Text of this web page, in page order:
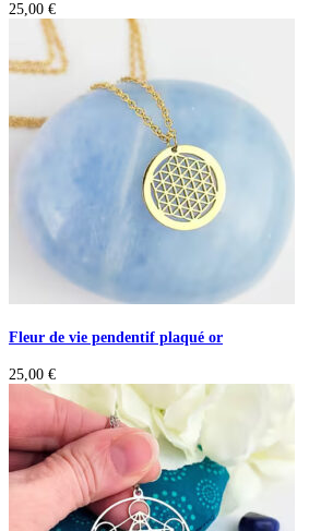
25,00 €
Fleur de vie pendentif plaqué or
25,00 €